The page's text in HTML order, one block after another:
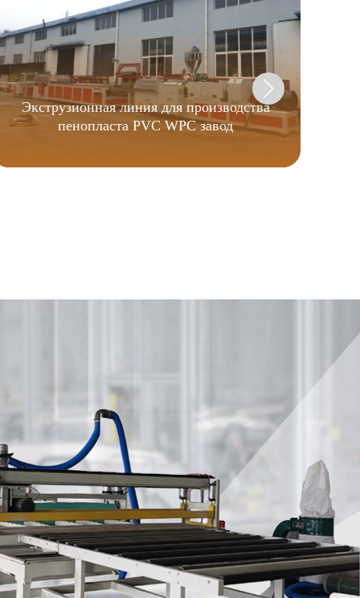
Экструзионная линия для производства
пенопласта PVC WPC завод